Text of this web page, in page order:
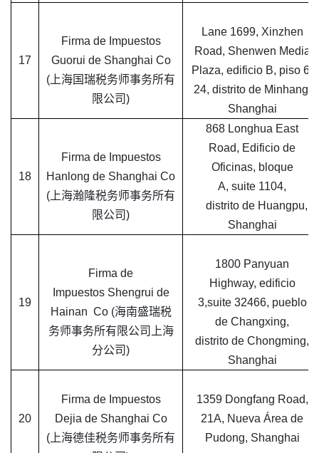
17
Firma de Impuestos
Guorui de Shanghai Co
(上海国瑞税务师事务所有
限公司)
Lane 1699, Xinzhen
Road, Shenwen Media
Plaza, edificio B, piso 6,
24, distrito de Minhang,
Shanghai
18
Firma de Impuestos
Hanlong de Shanghai Co
(上海瀚隆税务师事务所有
限公司)
868 Longhua East
Road, Edificio de
Oficinas, bloque
A, suite 1104,
distrito de Huangpu,
Shanghai
19
Firma de
Impuestos Shengrui de
Hainan Co (海南盛瑞税
务师事务所有限公司上海
分公司)
1800 Panyuan
Highway, edificio
3,suite 32466, pueblo
de Changxing,
distrito de Chongming,
Shanghai
20
Firma de Impuestos
Dejia de Shanghai Co
(上海德佳税务师事务所有
1359 Dongfang Road,
21A, Nueva Área de
Pudong, Shanghai